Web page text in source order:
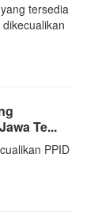
tersedia
Te...
PPID